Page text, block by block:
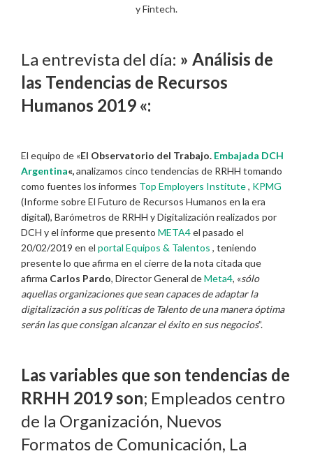
y Fintech.
La entrevista del día: » Análisis de
las Tendencias de Recursos
Humanos 2019 «:
El equipo de «El Observatorio del Trabajo. Embajada DCH
Argentina«,analizamos cinco tendencias de RRHH tomando
como fuentes los informes Top Employers Institute, KPMG
(Informe sobre El Futuro de Recursos Humanos en la era
digital), Barómetros de RRHH y Digitalización realizados por
DCH y el informe que presento META4el pasado el
20/02/2019 en el portal Equipos & Talentos , teniendo
presente lo que afirma en el cierre de la nota citada que
afirma Carlos Pardo, Director General deMeta4, «sólo
aquellas organizaciones que sean capaces de adaptar la
digitalización a sus políticas de Talento de una manera óptima
serán las que consigan alcanzar el éxito en sus negocios”.
Las variables que son tendencias de
RRHH 2019 son; Empleados centro
de la Organización, Nuevos
Formatos de Comunicación, La